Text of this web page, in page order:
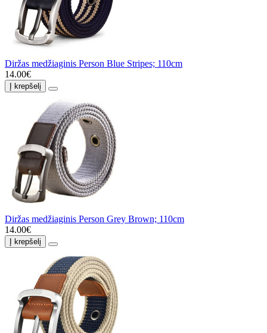
Diržas medžiaginis Person Blue Stripes; 110cm
14.00€
Į krepšelį
Diržas medžiaginis Person Grey Brown; 110cm
14.00€
Į krepšelį